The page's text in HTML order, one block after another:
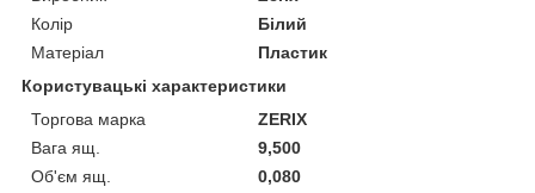
Колір
Білий
Матеріал
Пластик
Користувацькі характеристики
Торгова марка
ZERIX
Вага ящ.
9,500
Об'єм ящ.
0,080